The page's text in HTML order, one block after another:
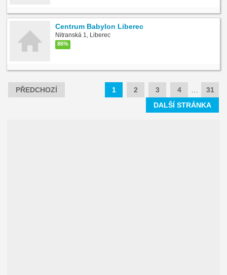
Centrum Babylon Liberec
Nitranská 1, Liberec
86%
PŘEDCHOZÍ 1 2 3 4
31
DALŠÍ STRÁNKA